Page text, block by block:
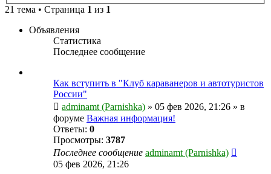
21 тема • Страница 1 из 1
Объявления
Статистика
Последнее сообщение
Как вступить в "Клуб караванеров и автотуристов
России"
adminamt (Parnishka) » 05 фев 2026, 21:26 » в
форуме Важная информация!
Ответы: 0
Просмотры: 3787
Последнее сообщение adminamt (Parnishka)
05 фев 2026, 21:26